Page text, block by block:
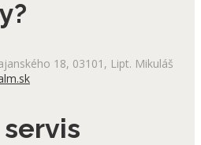
18, 03101, Lipt. Mikuláš